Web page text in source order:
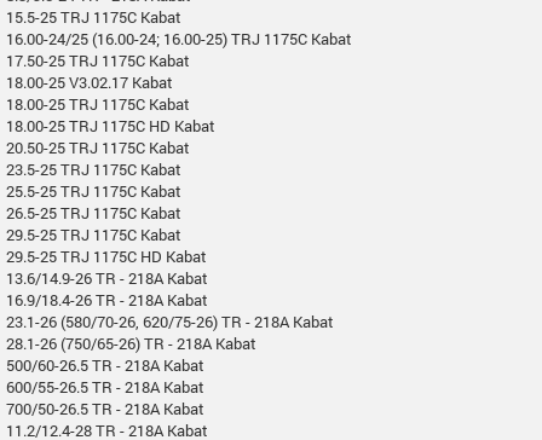
15.5-25 TRJ 1175C Kabat
16.00-24/25 (16.00-24; 16.00-25) TRJ 1175C Kabat
17.50-25 TRJ 1175C Kabat
18.00-25 V3.02.17 Kabat
18.00-25 TRJ 1175C Kabat
18.00-25 TRJ 1175C HD Kabat
20.50-25 TRJ 1175C Kabat
23.5-25 TRJ 1175C Kabat
25.5-25 TRJ 1175C Kabat
26.5-25 TRJ 1175C Kabat
29.5-25 TRJ 1175C Kabat
29.5-25 TRJ 1175C HD Kabat
13.6/14.9-26 TR - 218A Kabat
16.9/18.4-26 TR - 218A Kabat
23.1-26 (580/70-26, 620/75-26) TR - 218A Kabat
28.1-26 (750/65-26) TR - 218A Kabat
500/60-26.5 TR - 218A Kabat
600/55-26.5 TR - 218A Kabat
700/50-26.5 TR - 218A Kabat
11.2/12.4-28 TR - 218A Kabat